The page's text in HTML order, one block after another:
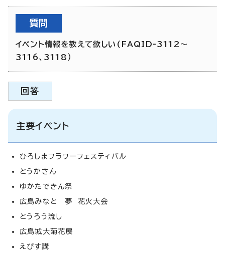
質問
イベント情報を教えて欲しい(FAQID-3112～
3116、3118）
回答
主要イベント
ひろしまフラワーフェスティバル
とうかさん
ゆかたできん祭
広島みなと 夢 花火大会
とうろう流し
広島城大菊花展
えびす講